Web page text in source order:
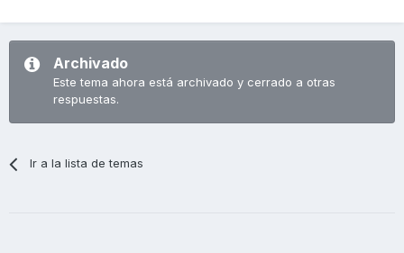
Archivado
Este tema ahora está archivado y cerrado a otras
respuestas.
Ir a la lista de temas